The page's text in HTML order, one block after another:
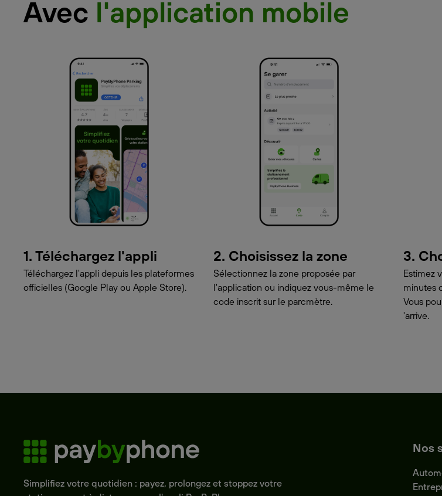
Avec l'application mobile
1. Téléchargez l'appli
Téléchargez l'appli depuis les plateformes
officielles (Google Play ou Apple Store).
2. Choisissez la zone
Sélectionnez la zone proposée par
l'application ou indiquez vous-même le
code inscrit sur le parcmètre.
3.
Estimez
minutes
Vous
'arrive.
Simplifiez votre quotidien : payez, prolongez et stoppez votre
Nos